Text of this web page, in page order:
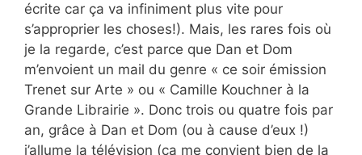
écrite car ça va infiniment plus vite pour
s’approprier les choses!). Mais, les rares fois où
je la regarde, c’est parce que Dan et Dom
m’envoient un mail du genre « ce soir émission
Trenet sur Arte » ou « Camille Kouchner à la
Grande Librairie ». Donc trois ou quatre fois par
an, grâce à Dan et Dom (ou à cause d’eux !)
j’allume la télévision (ça me convient bien de la